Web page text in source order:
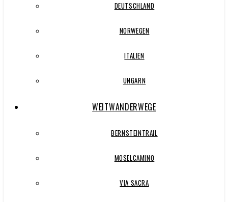
DEUTSCHLAND
NORWEGEN
ITALIEN
UNGARN
WEITWANDERWEGE
BERNSTEINTRAIL
MOSELCAMINO
VIA SACRA